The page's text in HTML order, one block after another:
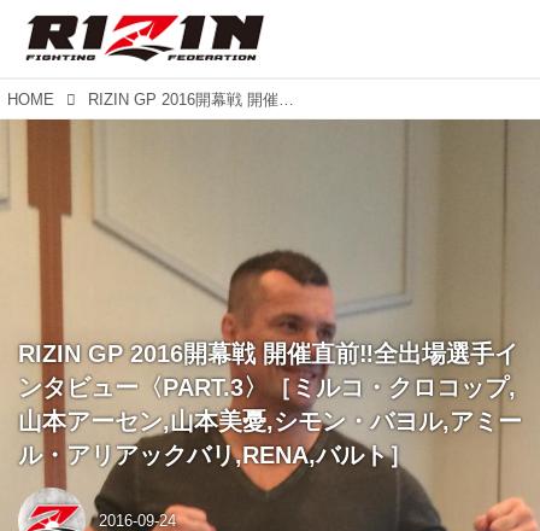
HOME RIZIN GP 2016開幕戦 開催直前‼︎全出場選手インタビュー〈PART.3〉［ミルコ・クロコップ,山本アーセン,山本美憂,シモン・バヨル,アミール・アリアックバリ,RENA,バルト］
RIZIN GP 2016開幕戦 開催直前‼︎全出場選手イ
ンタビュー〈PART.3〉［ミルコ・クロコップ,
山本アーセン,山本美憂,シモン・バヨル,アミー
ル・アリアックバリ,RENA,バルト］
2016-09-24